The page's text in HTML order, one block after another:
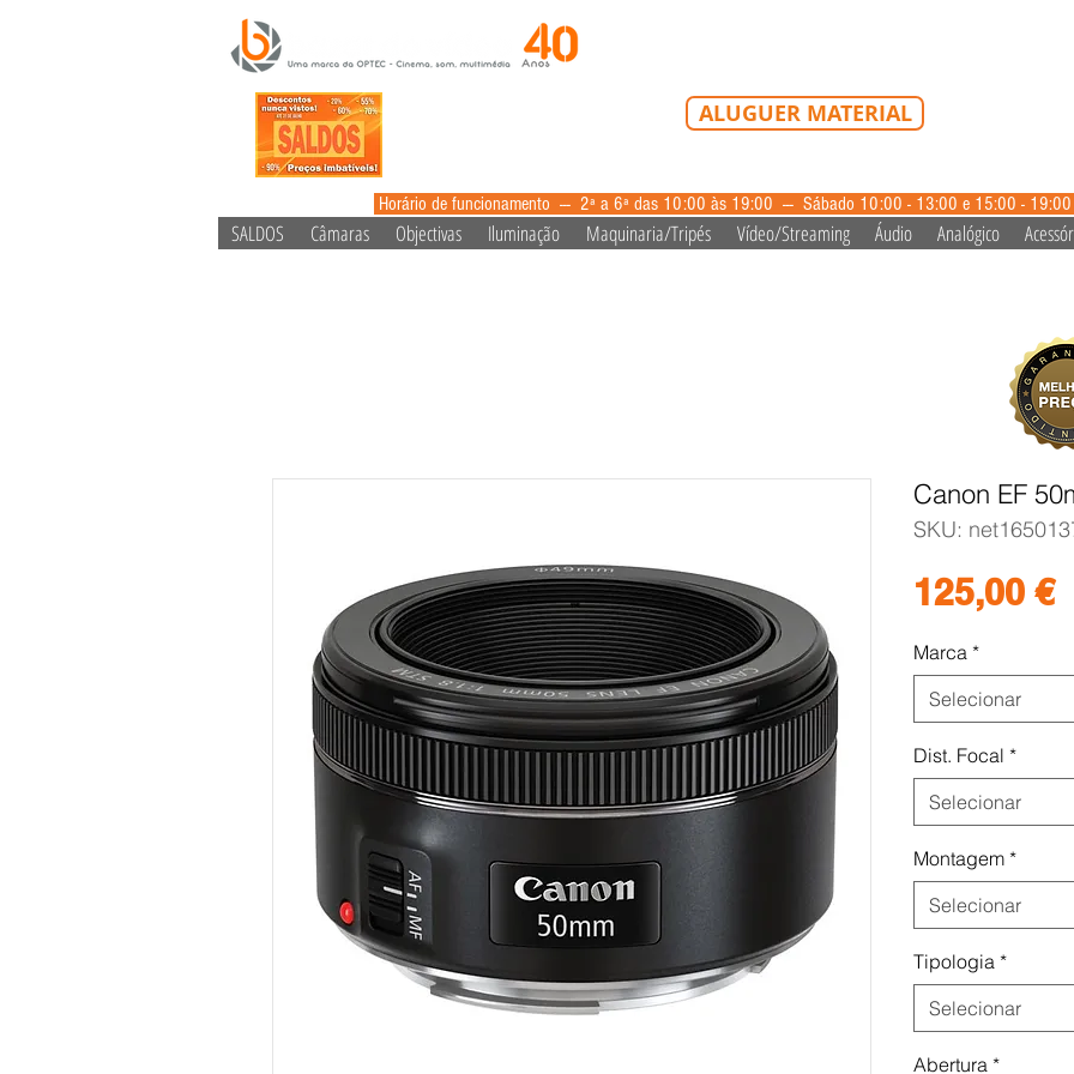
ALUGUER MATERIAL
Horário de funcionamento --- 2ª a 6ª das 10:00 às 19:00 --- Sábado 10:00 - 13:00 e 15:00 -
SALDOS Câmaras Objectivas Iluminação Maquinaria/Tripés Vídeo/Streaming Áudio Analógico
Canon EF
SKU:
125,00 €
Marca *
Selecionar
Dist. Focal *
Selecionar
Montagem *
Selecionar
Tipologia *
Selecionar
Abertura *